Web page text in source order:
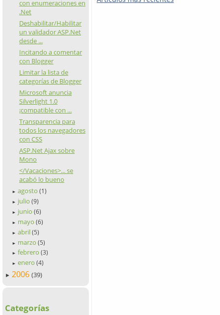
con enumeraciones en
.Net
Deshabilitar/Habilitar
un validador ASP.Net
desde ...
Incitando a comentar
con Blogger
Limitar la lista de
categorías de Blogger
Microsoft anuncia
Silverlight 1.0
¡compatible con ...
Transparencia para
todos los navegadores
con CSS
ASP.Net Ajax sobre
Mono
</Vacaciones>... se
acabó lo bueno
► agosto (1)
► julio (9)
► junio (6)
► mayo (6)
► abril (5)
► marzo (5)
► febrero (3)
► enero (4)
► 2006 (39)
Categorías